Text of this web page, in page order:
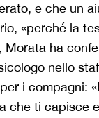
e che un
«perché la
, Morata ha
nello
i compagni:
che ti capisce